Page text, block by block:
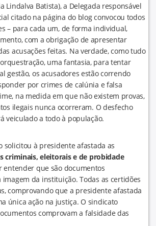
Lindalva Batista), a Delegada responsável
citado na página do blog convocou todos
– para cada um, de forma individual,
com a obrigação de apresentar
acusações feitas. Na verdade, como tudo
uma fantasia, para tentar
gestão, os acusadores estão correndo
por crimes de calúnia e falsa
na medida em que não existem provas,
ilegais nunca ocorreram. O desfecho
veiculado a todo à população.
solicitou à presidente afastada as
criminais, eleitorais e de probidade
entender que são documentos
da instituição. Todas as certidões
comprovando que a presidente afastada
única ação na justiça. O sindicato
comprovam a falsidade das